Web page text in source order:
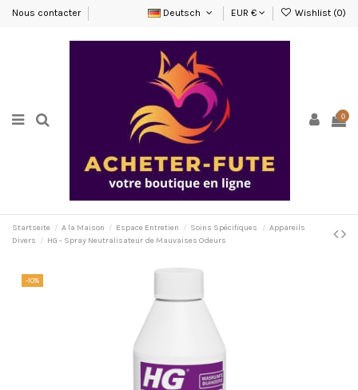
Nous contacter Deutsch EUR € Wishlist (0)
0
Startseite A la Maison Espace Entretien Soins Spécifiques
Appareils
Divers
HG - Spray Neutralisateur de Mauvaises Odeurs
-10%